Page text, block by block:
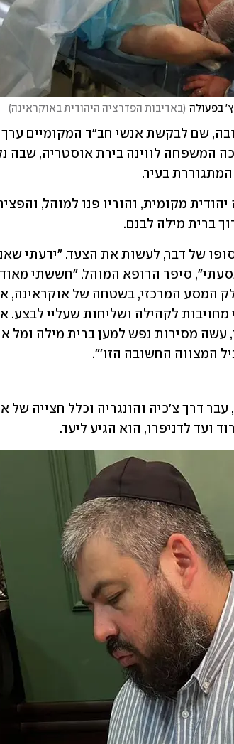
בפעולה (באדיבות הפדרציה היהודית באוקראינה)
בעיר.
ברית מילה לבנם.
ועד לדניפרו, הוא הגיע ליעד.